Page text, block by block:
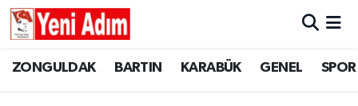
ZONGULDAK BARTIN KARABÜK GENEL SPOR
ZONGULDAK
ZONGULDAK
Zonguldak Hava Durumu